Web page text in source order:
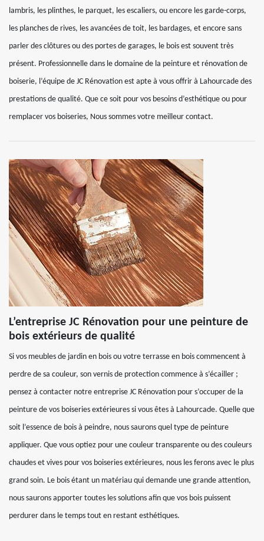
lambris, les plinthes, le parquet, les escaliers, ou encore les garde-corps,
les planches de rives, les avancées de toit, les bardages, et encore sans
parler des clôtures ou des portes de garages, le bois est souvent très
présent. Professionnelle dans le domaine de la peinture et rénovation de
boiserie, l’équipe de JC Rénovation est apte à vous offrir à Lahourcade des
prestations de qualité. Que ce soit pour vos besoins d’esthétique ou pour
remplacer vos boiseries, Nous sommes votre meilleur contact.
L’entreprise JC Rénovation pour une peinture de
bois extérieurs de qualité
Si vos meubles de jardin en bois ou votre terrasse en bois commencent à
perdre de sa couleur, son vernis de protection commence à s’écailler ;
pensez à contacter notre entreprise JC Rénovation pour s’occuper de la
peinture de vos boiseries extérieures si vous êtes à Lahourcade. Quelle que
soit l’essence de bois à peindre, nous saurons quel type de peinture
appliquer. Que vous optiez pour une couleur transparente ou des couleurs
chaudes et vives pour vos boiseries extérieures, nous les ferons avec le plus
grand soin. Le bois étant un matériau qui demande une grande attention,
nous saurons apporter toutes les solutions afin que vos bois puissent
perdurer dans le temps tout en restant esthétiques.